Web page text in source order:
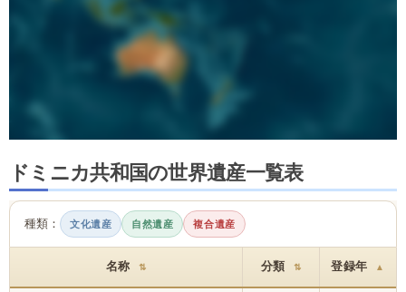
ドミニカ共和国の世界遺産一覧表
種類： 文化遺産 自然遺産 複合遺産
名称 ⇅ 分類 ⇅ 登録年 ▲